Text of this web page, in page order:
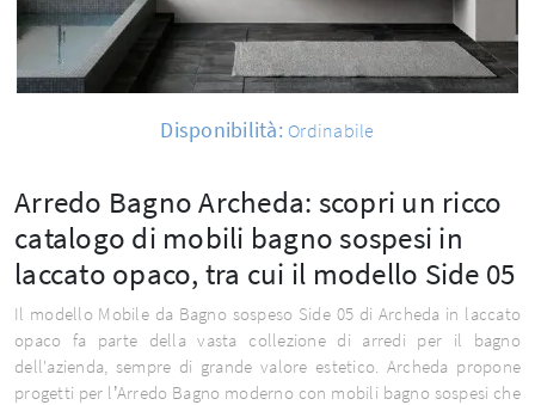
Disponibilità: Ordinabile
Arredo Bagno Archeda: scopri un ricco
catalogo di mobili bagno sospesi in
laccato opaco, tra cui il modello Side 05
Il modello Mobile da Bagno sospeso Side 05 di Archeda in laccato
opaco fa parte della vasta collezione di arredi per il bagno
dell'azienda, sempre di grande valore estetico. Archeda propone
progetti per l’Arredo Bagno moderno con mobili bagno sospesi che